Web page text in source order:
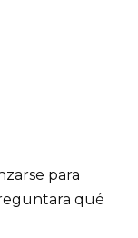
para
qué